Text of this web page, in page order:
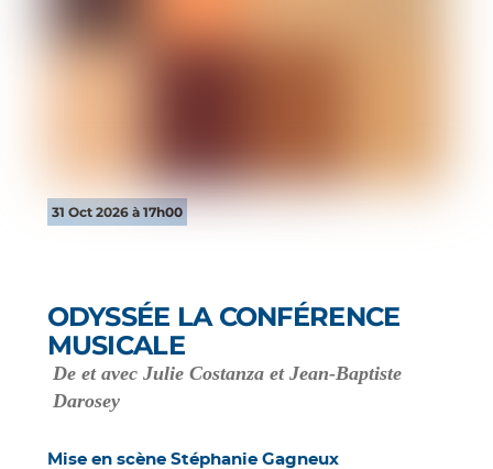
31 Oct 2026 à 17h00
ODYSSÉE LA CONFÉRENCE
MUSICALE
De et avec Julie Costanza et Jean-Baptiste
Darosey
Mise en scène Stéphanie Gagneux